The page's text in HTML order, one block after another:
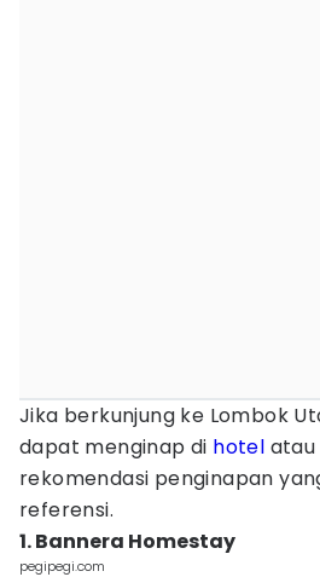
Jika berkunjung ke Lombok
dapat menginap di hotel atau
rekomendasi penginapan
referensi.
1. Bannera Homestay
pegipegi.com